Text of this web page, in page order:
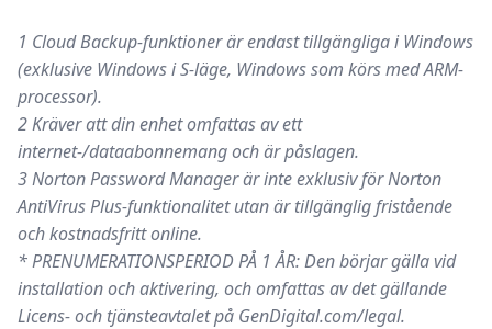
1 Cloud Backup-funktioner är endast tillgängliga i Windows
(exklusive Windows i S-läge, Windows som körs med ARM-
processor).
2 Kräver att din enhet omfattas av ett
internet-/dataabonnemang och är påslagen.
3 Norton Password Manager är inte exklusiv för Norton
AntiVirus Plus-funktionalitet utan är tillgänglig fristående
och kostnadsfritt online.
* PRENUMERATIONSPERIOD PÅ 1 ÅR: Den börjar gälla vid
installation och aktivering, och omfattas av det gällande
Licens- och tjänsteavtalet på GenDigital.com/legal.